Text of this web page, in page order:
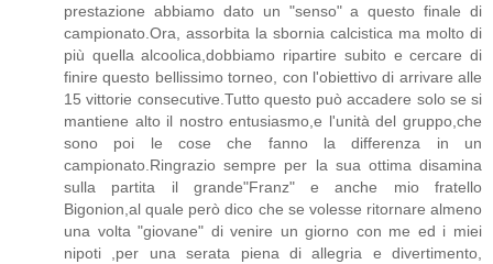
prestazione abbiamo dato un "senso" a questo finale di
campionato.Ora, assorbita la sbornia calcistica ma molto di
più quella alcoolica,dobbiamo ripartire subito e cercare di
finire questo bellissimo torneo, con l'obiettivo di arrivare alle
15 vittorie consecutive.Tutto questo può accadere solo se si
mantiene alto il nostro entusiasmo,e l'unità del gruppo,che
sono poi le cose che fanno la differenza in un
campionato.Ringrazio sempre per la sua ottima disamina
sulla partita il grande"Franz" e anche mio fratello
Bigonion,al quale però dico che se volesse ritornare almeno
una volta "giovane" di venire un giorno con me ed i miei
nipoti ,per una serata piena di allegria e divertimento,